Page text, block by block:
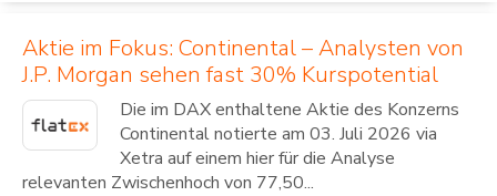
Aktie im Fokus: Continental – Analysten von
J.P. Morgan sehen fast 30% Kurspotential
Die im DAX enthaltene Aktie des Konzerns
Continental notierte am 03. Juli 2026 via
Xetra auf einem hier für die Analyse
relevanten Zwischenhoch von 77,50...